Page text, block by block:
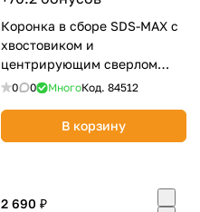
Коронка в сборе SDS-MAX с
хвостовиком и
центрирующим сверлом
d110 Гранит 505110
0 0 МногоКод. 84512
В корзину
2 690 ₽
раз в 2 недели